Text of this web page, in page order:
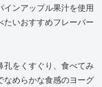
ンアップル果汁を使用
たいおすすめフレーバー
をくすぐり、食べてみ
なめらかな食感のヨーグ